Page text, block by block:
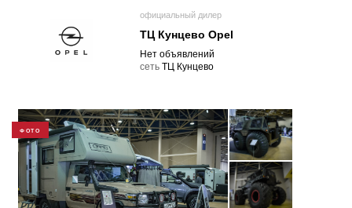
официальный дилер
ТЦ Кунцево Opel
Нет объявлений
cеть ТЦ Кунцево
ФОТО